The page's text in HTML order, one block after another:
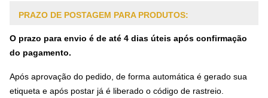
PRAZO DE POSTAGEM PARA PRODUTOS:
O prazo para envio é de até 4 dias úteis após confirmação
do pagamento.
Após aprovação do pedido, de forma automática é gerado sua
etiqueta e após postar já é liberado o código de rastreio.